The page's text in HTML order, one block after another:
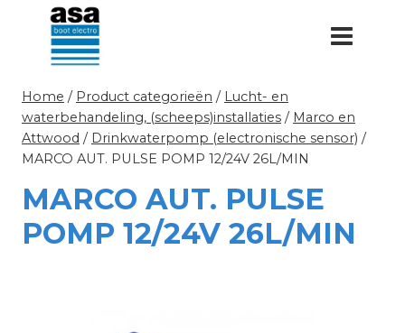
Doorgaan
inhoud
Home / Product categorieën / Lucht- en
waterbehandeling, (scheeps)installaties / Marco en
Attwood / Drinkwaterpomp (electronische sensor) /
MARCO AUT. PULSE POMP 12/24V 26L/MIN
MARCO AUT. PULSE
POMP 12/24V 26L/MIN